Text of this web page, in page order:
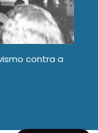
contra a